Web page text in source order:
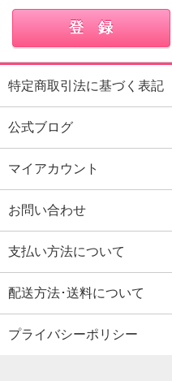
特定商取引法に基づく表記
公式ブログ
マイアカウント
お問い合わせ
支払い方法について
配送方法･送料について
プライバシーポリシー